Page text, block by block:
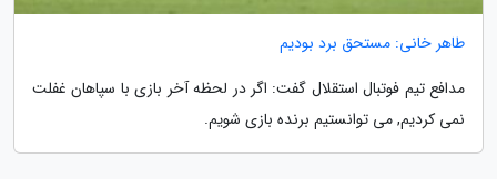
طاهر خانی: مستحق برد بودیم
مدافع تیم فوتبال استقلال گفت: اگر در لحظه آخر بازی با سپاهان غفلت
نمی کردیم, می توانستیم برنده بازی شویم.